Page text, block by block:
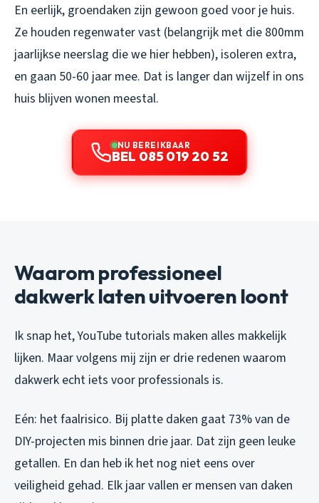
En eerlijk, groendaken zijn gewoon goed voor je huis.
Ze houden regenwater vast (belangrijk met die 800mm
jaarlijkse neerslag die we hier hebben), isoleren extra,
en gaan 50-60 jaar mee. Dat is langer dan wijzelf in ons
huis blijven wonen meestal.
NU BEREIKBAAR
BEL 085 019 20 52
Waarom professioneel
dakwerk laten uitvoeren loont
Ik snap het, YouTube tutorials maken alles makkelijk
lijken. Maar volgens mij zijn er drie redenen waarom
dakwerk echt iets voor professionals is.
Eén: het faalrisico. Bij platte daken gaat 73% van de
DIY-projecten mis binnen drie jaar. Dat zijn geen leuke
getallen. En dan heb ik het nog niet eens over
veiligheid gehad. Elk jaar vallen er mensen van daken